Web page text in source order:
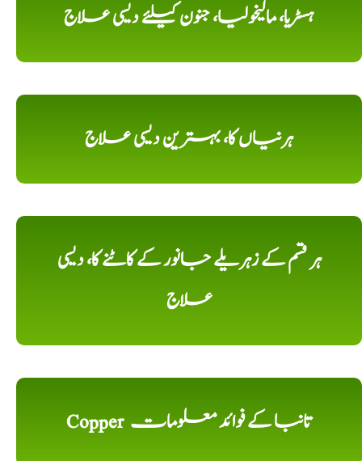
ہسٹریا، مالیخولیا، جنون کیلئے دیسی علاج
ہرنیاں کا، بہترین دیسی علاج
ہر قسم کے زہریلے جانور کے کاٹنے کا، دیسی
علاج
Copper تانبا کے فوائد معلومات